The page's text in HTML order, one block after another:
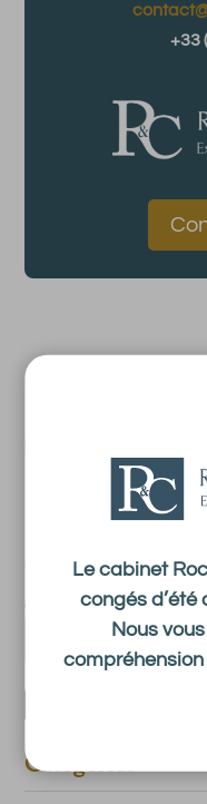
Le cabinet
congés d’été
Nous
compréhension
+33
Modalités pratiques
Résidence
*
Catégories